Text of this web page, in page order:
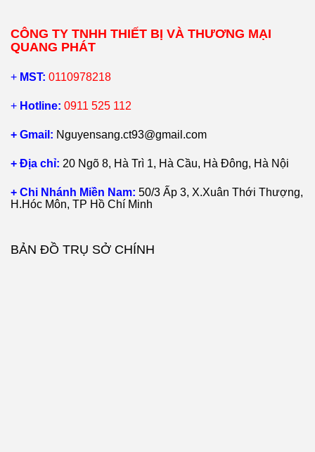
CÔNG TY TNHH THIẾT BỊ VÀ THƯƠNG MẠI
QUANG PHÁT
+ MST: 0110978218
+ Hotline: 0911 525 112
+ Gmail: Nguyensang.ct93@gmail.com
+ Địa chỉ: 20 Ngõ 8, Hà Trì 1, Hà Cầu, Hà Đông, Hà Nội
+ Chi Nhánh Miền Nam: 50/3 Ấp 3, X.Xuân Thới Thượng,
H.Hóc Môn, TP Hồ Chí Minh
BẢN ĐỒ TRỤ SỞ CHÍNH